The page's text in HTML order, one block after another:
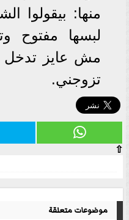
منها: بيقولوا
لبسها مفتوح
مش عايز تدخل
تزوجني.
⇧
موضوعات متعلقة